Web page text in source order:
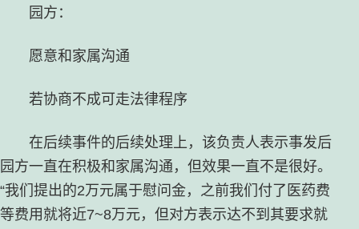
园方：
愿意和家属沟通
若协商不成可走法律程序
在后续事件的后续处理上，该负责人表示事发后
园方一直在积极和家属沟通，但效果一直不是很好。
“我们提出的2万元属于慰问金，之前我们付了医药费
等费用就将近7~8万元，但对方表示达不到其要求就